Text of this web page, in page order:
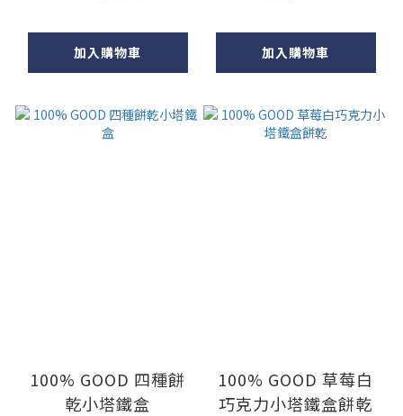
加入購物車 加入購物車
100% GOOD 四種餅
乾小塔鐵盒
100% GOOD 草莓白
巧克力小塔鐵盒餅乾